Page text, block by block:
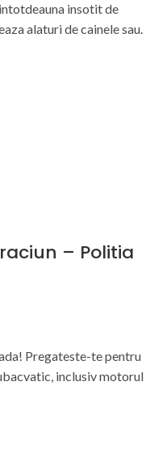
insotit de
alaturi de cainele sau.
– Politia
Pregateste-te pentru
inclusiv motorul